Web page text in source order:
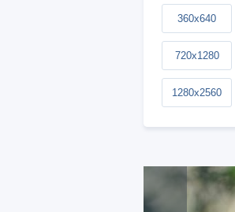
360x640
720x1280
1280x2560